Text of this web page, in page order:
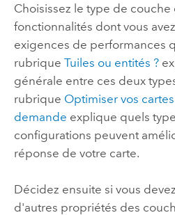
Choisissez le type de couche
fonctionnalités dont vous
exigences de performances
rubrique Tuiles ou entités ?
générale entre ces deux
rubrique Optimiser vos
demande explique quels
configurations peuvent
réponse de votre carte.
Décidez ensuite si vous
d'autres propriétés des